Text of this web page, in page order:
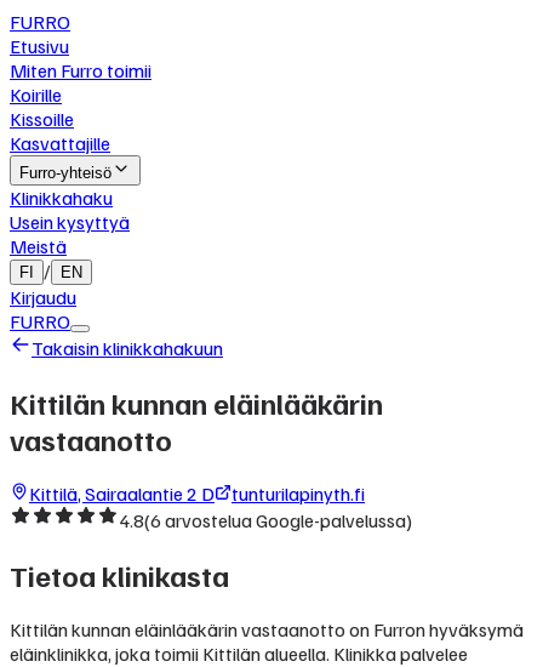
FURRO
Etusivu
Miten Furro toimii
Koirille
Kissoille
Kasvattajille
Furro-yhteisö
Klinikkahaku
Usein kysyttyä
Meistä
FI / EN
Kirjaudu
FURRO
Takaisin klinikkahakuun
Kittilän kunnan eläinlääkärin
vastaanotto
Kittilä, Sairaalantie 2 D
tunturilapinyth.fi
4.8(6arvostelua Google-palvelussa)
Tietoa klinikasta
Kittilän kunnan eläinlääkärin vastaanotto on Furron hyväksymä
eläinklinikka, joka toimii Kittilän alueella. Klinikka palvelee